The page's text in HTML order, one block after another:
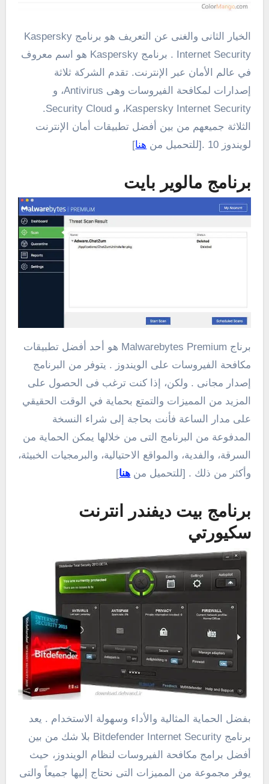
الخيار الثانى والغنى عن التعريف هو برنامج Kaspersky
Internet Security . برنامج Kaspersky هو اسم معروف
في عالم الأمان عبر الإنترنت. تقدم الشركة ثلاثة
إصدارات لمكافحة الفيروسات وهى Antivirus، و
Kaspersky Internet Security، و Security Cloud.
الثلاثة جميعهم من بين أفضل تطبيقات أمان الإنترنت
لويندوز 10 .[للتحميل من
هنا]
برنامج مالوير بايت
برناج Malwarebytes Premium هو أحد أفضل تطبيقات
مكافحة الفيروسات على الويندوز . يتوفر من البرنامج
إصدار مجانى . ولكن، إذا كنت ترغب فى الحصول على
المزيد من المميزات والتمتع بحماية في الوقت الحقيقي
على مدار الساعة فأنت بحاجة إلى شراء النسخة
المدفوعة من البرنامج التى من خلالها يمكن الحماية من
السرقة، والفدية، والمواقع الاحتيالية، والبرمجيات الخبيثة،
وأكثر من ذلك . [للتحميل من هنا]
برنامج بيت ديفندر انترنت
سكيورتي
بفضل الحماية المثالية والأداء وسهولة الاستخدام . يعد
برنامج Bitdefender Internet Security بلا شك من بين
أفضل برامج مكافحة الفيروسات لنظام الويندوز، حيث
يوفر مجموعة من المميزات التى نحتاج إليها جميعاً والتى